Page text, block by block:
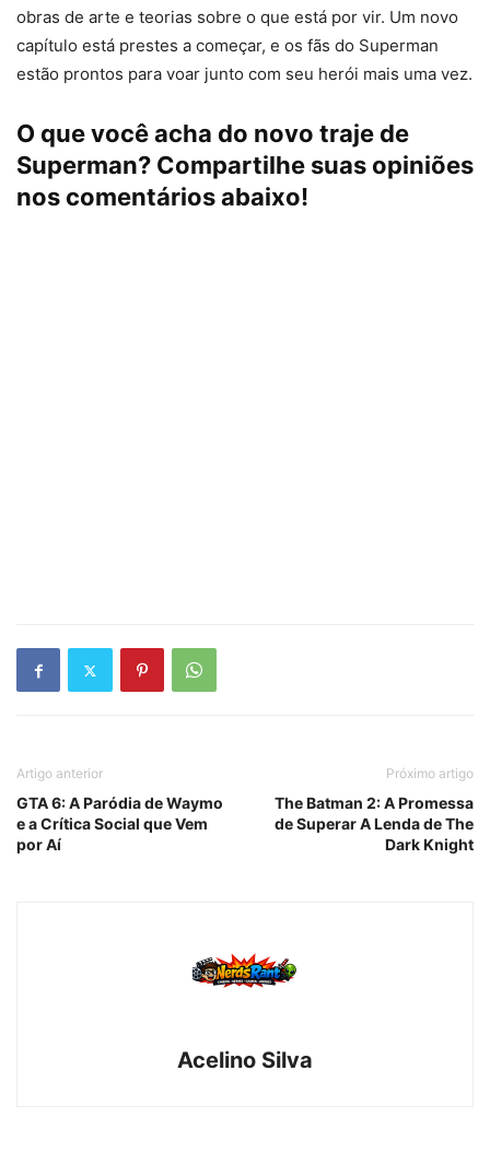
obras de arte e teorias sobre o que está por vir. Um novo
capítulo está prestes a começar, e os fãs do Superman
estão prontos para voar junto com seu herói mais uma vez.
O que você acha do novo traje de
Superman? Compartilhe suas opiniões
nos comentários abaixo!
Artigo anterior
GTA 6: A Paródia de Waymo
e a Crítica Social que Vem
por Aí
Próximo artigo
The Batman 2: A Promessa
de Superar A Lenda de The
Dark Knight
Acelino Silva